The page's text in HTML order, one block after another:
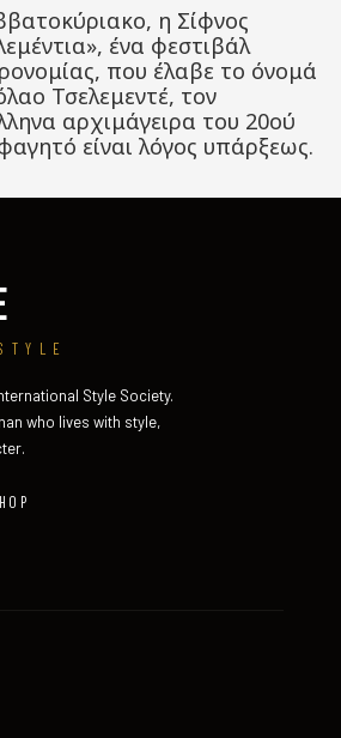
η Σίφνος
ένα φεστιβάλ
που έλαβε το όνομά
Τσελεμεντέ, τον
αρχιμάγειρα του 20ού
είναι λόγος υπάρξεως.
Style Society.
who lives with style,